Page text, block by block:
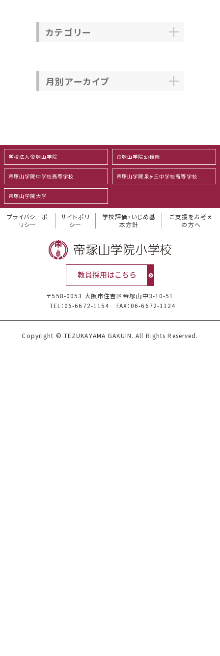
カテゴリー
月別アーカイブ
学校法人帝塚山学院 帝塚山学院幼稚園
帝塚山学院中学校高等学校 帝塚山学院泉ヶ丘中学校高等学校
帝塚山学院大学
プライバシ―ポ
リシー
サイトポリ
シー
学校評価・いじめ基
本方針
ご支援をお考え
の方へ
〒558-0053 大阪市住吉区帝塚山中3-10-51
TEL：06-6672-1154
FAX：06-6672-1124
Copyright © TEZUKAYAMA GAKUIN. All Rights Reserved.